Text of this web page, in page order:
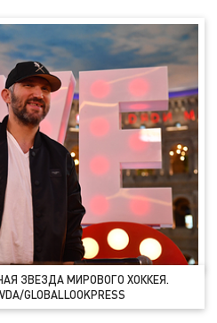
ЗВЕЗДА МИРОВОГО ХОККЕЯ.
GLOBALLOOKPRESS